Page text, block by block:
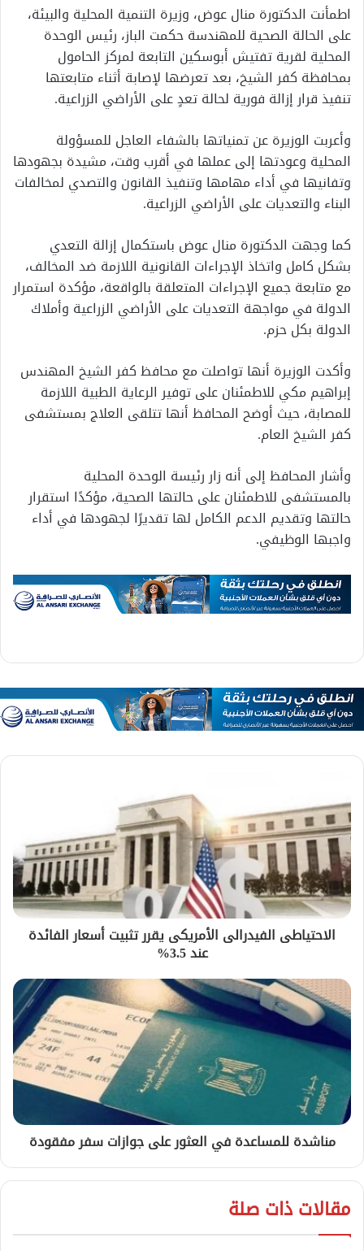
اطمأنت الدكتورة منال عوض، وزيرة التنمية المحلية والبيئة،
على الحالة الصحية للمهندسة حكمت الباز، رئيس الوحدة
المحلية لقرية تفتيش أبوسكين التابعة لمركز الحامول
بمحافظة كفر الشيخ، بعد تعرضها لإصابة أثناء متابعتها
تنفيذ قرار إزالة فورية لحالة تعدٍ على الأراضي الزراعية.
وأعربت الوزيرة عن تمنياتها بالشفاء العاجل للمسؤولة
المحلية وعودتها إلى عملها في أقرب وقت، مشيدة بجهودها
وتفانيها في أداء مهامها وتنفيذ القانون والتصدي لمخالفات
البناء والتعديات على الأراضي الزراعية.
كما وجهت الدكتورة منال عوض باستكمال إزالة التعدي
بشكل كامل واتخاذ الإجراءات القانونية اللازمة ضد المخالف،
مع متابعة جميع الإجراءات المتعلقة بالواقعة، مؤكدة استمرار
الدولة في مواجهة التعديات على الأراضي الزراعية وأملاك
الدولة بكل حزم.
وأكدت الوزيرة أنها تواصلت مع محافظ كفر الشيخ المهندس
إبراهيم مكي للاطمئنان على توفير الرعاية الطبية اللازمة
للمصابة، حيث أوضح المحافظ أنها تتلقى العلاج بمستشفى
كفر الشيخ العام.
وأشار المحافظ إلى أنه زار رئيسة الوحدة المحلية
بالمستشفى للاطمئنان على حالتها الصحية، مؤكدًا استقرار
حالتها وتقديم الدعم الكامل لها تقديرًا لجهودها في أداء
واجبها الوظيفي.
الاحتياطى الفيدرالى الأمريكى يقرر تثبيت أسعار الفائدة
عند 3.5%
مناشدة للمساعدة في العثور على جوازات سفر مفقودة
مقالات ذات صلة